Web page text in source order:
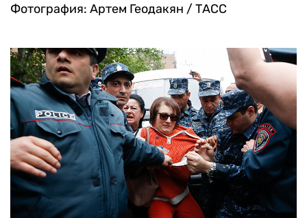
Фотография: Артем Геодакян / ТАСС